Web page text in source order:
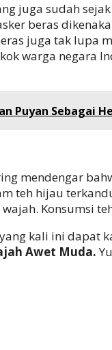
juga sudah
beras
juga tak lupa
warga negara
Puyan Sebagai
mendengar
teh hijau
Konsumsi
kali ini dapat
Awet Muda.